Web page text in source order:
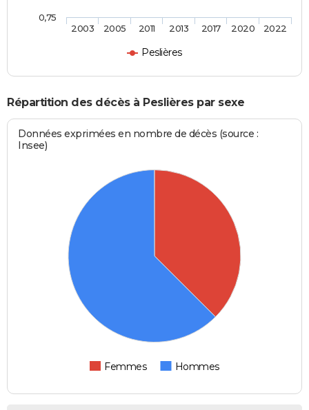
Peslières
2003 2005 2011 2013 2017 2020 2022
0,75
Répartition des décès à Peslières par sexe
Données exprimées en nombre de décès (source :
Insee)
Femmes Hommes